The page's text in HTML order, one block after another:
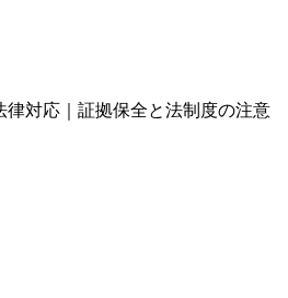
する重要な仕組みです。事故対応
査対応を通じてセキュリティ運用
入ポイントをわかりやすく解説し
る課題と導入効果を解説
えいや内部不正、サイバー攻撃な
拠を保全し原因を調査する手法で
えやすい課題別に、フォレンジッ
効果をわかりやすく整理します。